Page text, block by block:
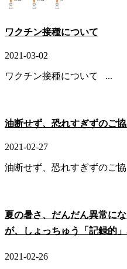
ワクチン接種について
2021-03-02
ワクチン接種について ...
油断せず、恐れすぎずのご協
2021-02-27
油断せず、恐れすぎずのご
夏の暑さ、だんだん異常に
が、しょっちゅう「記録的
2021-02-26